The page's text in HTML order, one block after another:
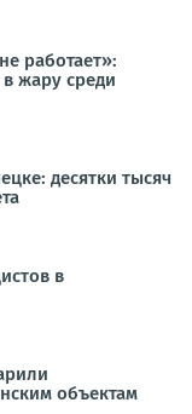
работает»:
жару среди
десятки тысяч
в
объектам